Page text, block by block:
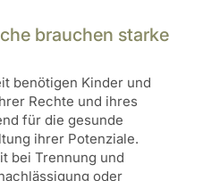
brauchen starke
benötigen Kinder und
Rechte und ihres
für die gesunde
ihrer Potenziale.
bei Trennung und
oder